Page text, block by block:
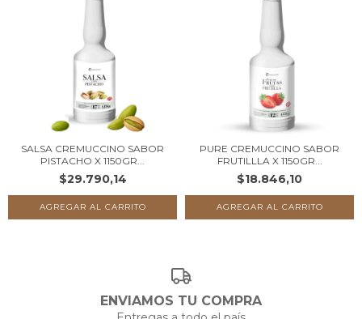
SALSA CREMUCCINO SABOR
PISTACHO X 1150GR...
$29.790,14
PURE CREMUCCINO SABOR
FRUTILLLA X 1150GR...
$18.846,10
ENVIAMOS TU COMPRA